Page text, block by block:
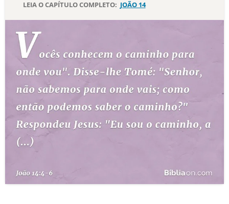
ESBOÇOS DE PREGAÇÃO
TEMAS
PERGUNTE À BÍBLIA IA
TERMO BÍBLICO JOGOS
QUEM SOMOS
LOJA BÍBLIAON
LEIA O CAPÍTULO COMPLETO: JOÃO 14